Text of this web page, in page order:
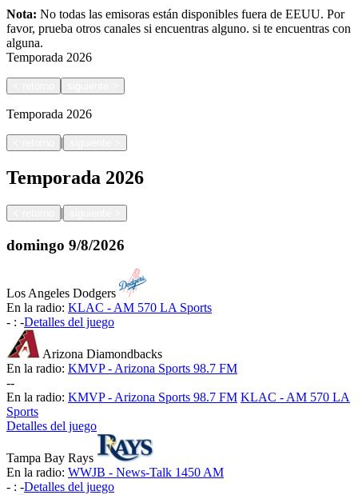
Nota: No todas las emisoras están disponibles fuera de EEUU. Por
favor, prueba otros canales si encuentras alguno. si te encuentras con
alguna.
Temporada 2026
Temporada 2026
|
Temporada 2026
|
domingo 9/8/2026
Los Angeles Dodgers
En la radio: KLAC - AM 570 LA Sports
- : -Detalles del juego
Arizona Diamondbacks
En la radio: KMVP - Arizona Sports 98.7 FM
--
En la radio: KMVP - Arizona Sports 98.7 FM KLAC - AM 570 LA
Sports
Detalles del juego
Tampa Bay Rays
En la radio: WWJB - News-Talk 1450 AM
- : -Detalles del juego